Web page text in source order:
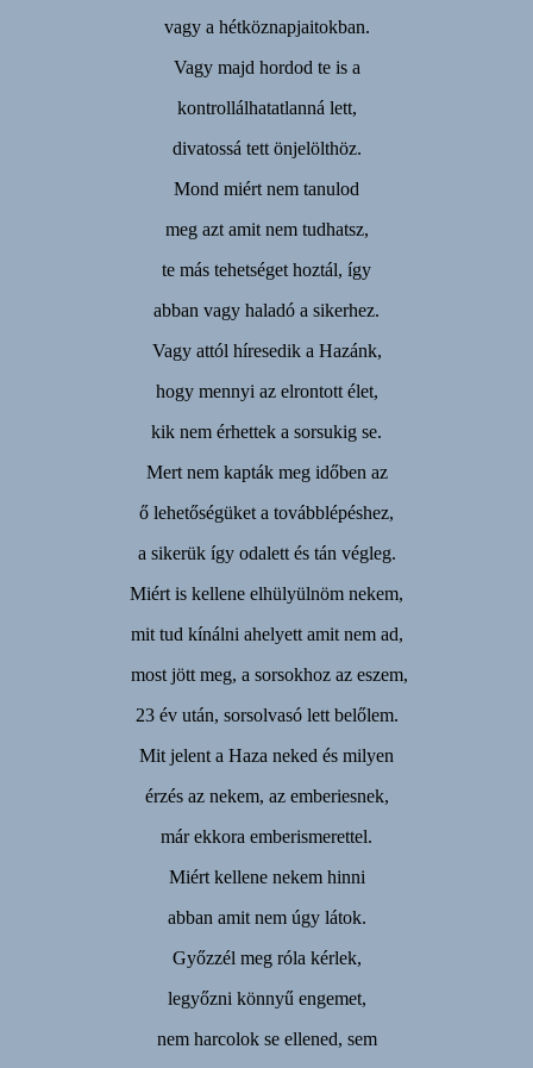
vagy a hétköznapjaitokban.
Vagy majd hordod te is a
kontrollálhatatlanná lett,
divatossá tett önjelölthöz.
Mond miért nem tanulod
meg azt amit nem tudhatsz,
te más tehetséget hoztál, így
abban vagy haladó a sikerhez.
Vagy attól híresedik a Hazánk,
hogy mennyi az elrontott élet,
kik nem érhettek a sorsukig se.
Mert nem kapták meg időben az
ő lehetőségüket a továbblépéshez,
a sikerük így odalett és tán végleg.
Miért is kellene elhülyülnöm nekem,
mit tud kínálni ahelyett amit nem ad,
most jött meg, a sorsokhoz az eszem,
23 év után, sorsolvasó lett belőlem.
Mit jelent a Haza neked és milyen
érzés az nekem, az emberiesnek,
már ekkora emberismerettel.
Miért kellene nekem hinni
abban amit nem úgy látok.
Győzzél meg róla kérlek,
legyőzni könnyű engemet,
nem harcolok se ellened, sem